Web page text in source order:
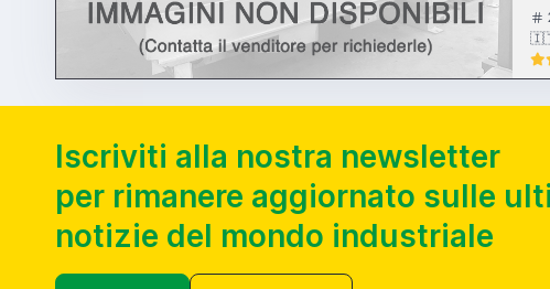
🇮🇹
Iscriviti alla nostra newsletter
per rimanere aggiornato sulle
notizie del mondo industriale